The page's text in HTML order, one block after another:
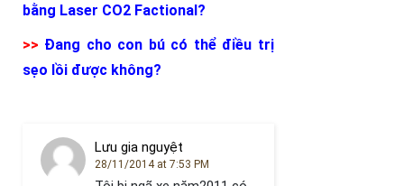
bằng Laser CO2 Factional?
>> Đang cho con bú có thể điều trị
sẹo lồi được không?
Lưu gia nguyệt
28/11/2014 at 7:53 PM